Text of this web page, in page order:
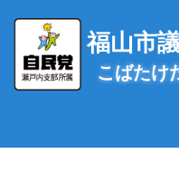
ス
福山市
こばたけ